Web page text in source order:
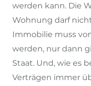
werden kann. Die
Wohnung darf
Immobilie muss
werden, nur dann
Staat. Und, wie es
Verträgen immer